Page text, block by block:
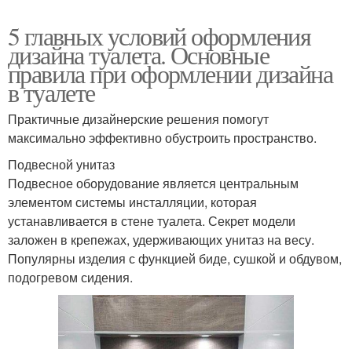
5 главных условий оформления
дизайна туалета. Основные
правила при оформлении дизайна
в туалете
Практичные дизайнерские решения помогут
максимально эффективно обустроить пространство.
Подвесной унитаз
Подвесное оборудование является центральным
элементом системы инсталляции, которая
устанавливается в стене туалета. Секрет модели
заложен в крепежах, удерживающих унитаз на весу.
Популярны изделия с функцией биде, сушкой и обдувом,
подогревом сидения.